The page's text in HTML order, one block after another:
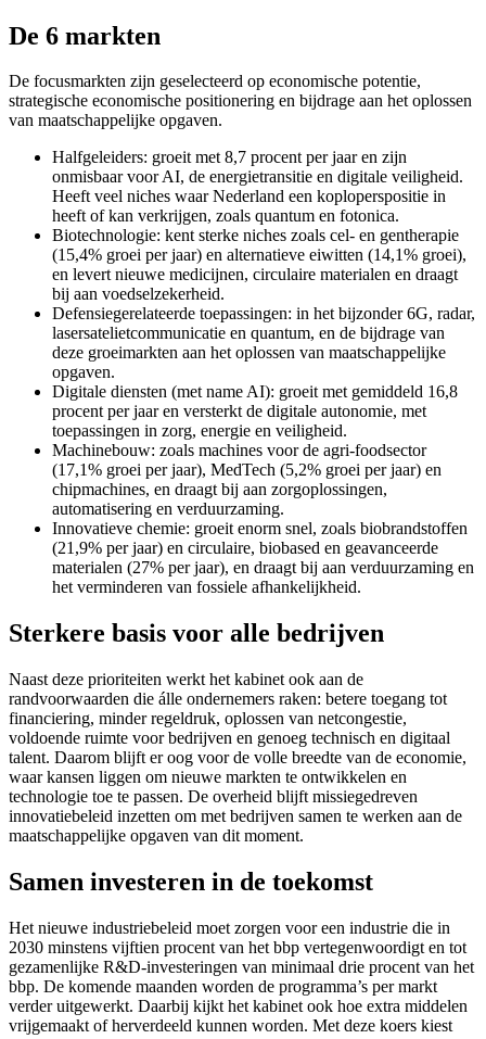
De 6 markten
De focusmarkten zijn geselecteerd op economische potentie,
strategische economische positionering en bijdrage aan het oplossen
van maatschappelijke opgaven.
Halfgeleiders: groeit met 8,7 procent per jaar en zijn
onmisbaar voor AI, de energietransitie en digitale veiligheid.
Heeft veel niches waar Nederland een koploperspositie in
heeft of kan verkrijgen, zoals quantum en fotonica.
Biotechnologie: kent sterke niches zoals cel- en gentherapie
(15,4% groei per jaar) en alternatieve eiwitten (14,1% groei),
en levert nieuwe medicijnen, circulaire materialen en draagt
bij aan voedselzekerheid.
Defensiegerelateerde toepassingen: in het bijzonder 6G, radar,
lasersatelietcommunicatie en quantum, en de bijdrage van
deze groeimarkten aan het oplossen van maatschappelijke
opgaven.
Digitale diensten (met name AI): groeit met gemiddeld 16,8
procent per jaar en versterkt de digitale autonomie, met
toepassingen in zorg, energie en veiligheid.
Machinebouw: zoals machines voor de agri-foodsector
(17,1% groei per jaar), MedTech (5,2% groei per jaar) en
chipmachines, en draagt bij aan zorgoplossingen,
automatisering en verduurzaming.
Innovatieve chemie: groeit enorm snel, zoals biobrandstoffen
(21,9% per jaar) en circulaire, biobased en geavanceerde
materialen (27% per jaar), en draagt bij aan verduurzaming en
het verminderen van fossiele afhankelijkheid.
Sterkere basis voor alle bedrijven
Naast deze prioriteiten werkt het kabinet ook aan de
randvoorwaarden die álle ondernemers raken: betere toegang tot
financiering, minder regeldruk, oplossen van netcongestie,
voldoende ruimte voor bedrijven en genoeg technisch en digitaal
talent. Daarom blijft er oog voor de volle breedte van de economie,
waar kansen liggen om nieuwe markten te ontwikkelen en
technologie toe te passen. De overheid blijft missiegedreven
innovatiebeleid inzetten om met bedrijven samen te werken aan de
maatschappelijke opgaven van dit moment.
Samen investeren in de toekomst
Het nieuwe industriebeleid moet zorgen voor een industrie die in
2030 minstens vijftien procent van het bbp vertegenwoordigt en tot
gezamenlijke R&D-investeringen van minimaal drie procent van het
bbp. De komende maanden worden de programma’s per markt
verder uitgewerkt. Daarbij kijkt het kabinet ook hoe extra middelen
vrijgemaakt of herverdeeld kunnen worden. Met deze koers kiest